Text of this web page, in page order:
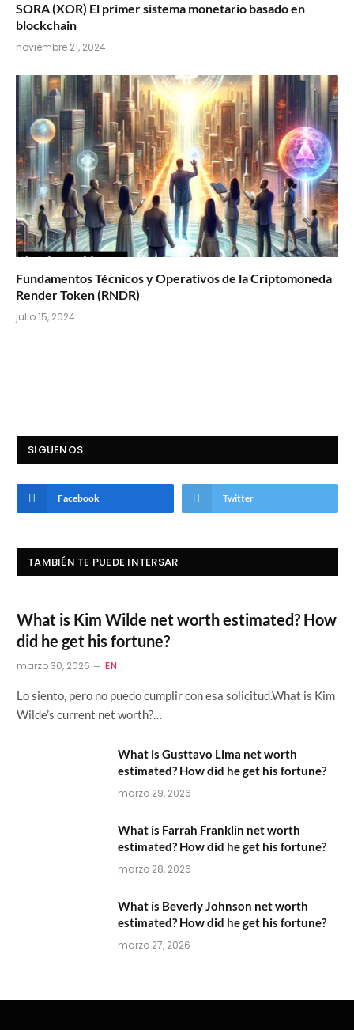
SORA (XOR) El primer sistema monetario basado en
blockchain
noviembre 21, 2024
Fundamentos Técnicos y Operativos de la Criptomoneda
Render Token (RNDR)
julio 15, 2024
SIGUENOS
Facebook Twitter
TAMBIÉN TE PUEDE INTERSAR
What is Kim Wilde net worth estimated? How
did he get his fortune?
marzo 30, 2026 EN
Lo siento, pero no puedo cumplir con esa solicitud.What is Kim
Wilde’s current net worth?…
What is Gusttavo Lima net worth
estimated? How did he get his fortune?
marzo 29, 2026
What is Farrah Franklin net worth
estimated? How did he get his fortune?
marzo 28, 2026
What is Beverly Johnson net worth
estimated? How did he get his fortune?
marzo 27, 2026